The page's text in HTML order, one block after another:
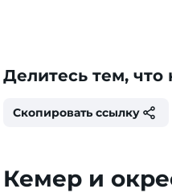
Делитесь тем, что
Скопировать ссылку
Кемер и